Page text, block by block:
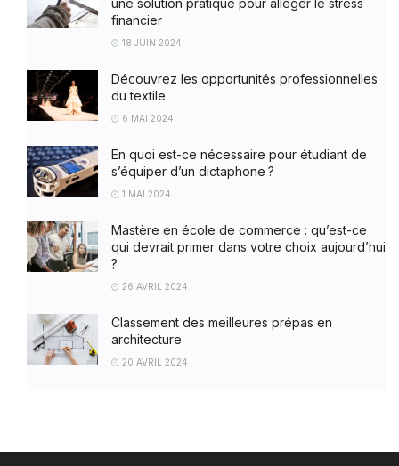
une solution pratique pour alléger le stress
financier
18 JUIN 2024
Découvrez les opportunités professionnelles
du textile
6 MAI 2024
En quoi est-ce nécessaire pour étudiant de
s’équiper d’un dictaphone ?
1 MAI 2024
Mastère en école de commerce : qu’est-ce
qui devrait primer dans votre choix aujourd’hui
?
26 AVRIL 2024
Classement des meilleures prépas en
architecture
20 AVRIL 2024